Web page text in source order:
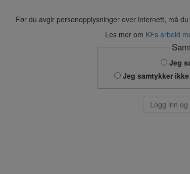
Før du avgir personopplysninger over internett, må
Les mer om KFs arbeid
Jeg
Jeg samtykker
Logg inn